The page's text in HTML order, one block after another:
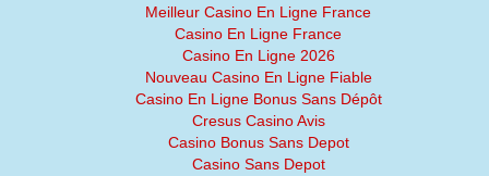
Meilleur Casino En Ligne France
Casino En Ligne France
Casino En Ligne 2026
Nouveau Casino En Ligne Fiable
Casino En Ligne Bonus Sans Dépôt
Cresus Casino Avis
Casino Bonus Sans Depot
Casino Sans Depot